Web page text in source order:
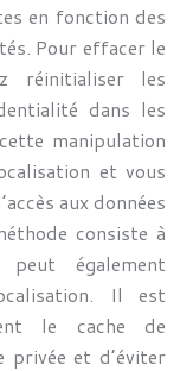
en fonction des
Pour effacer le
réinitialiser les
dans les
manipulation
et vous
aux données
consiste à
également
Il est
le cache de
et d’éviter